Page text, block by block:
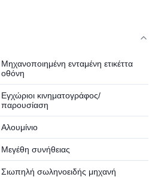
Μηχανοποιημένη ενταμένη ετικέττα
οθόνη
Εγχώριοι κινηματογράφος/
παρουσίαση
Αλουμίνιο
Μεγέθη συνήθειας
Σιωπηλή σωληνοειδής μηχανή